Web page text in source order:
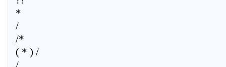
*
/
/*
( * ) /